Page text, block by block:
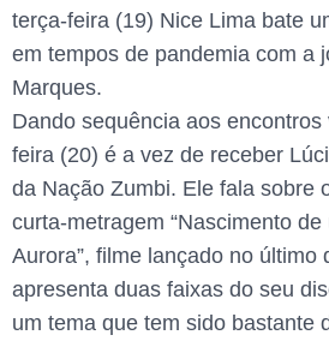
terça-feira (19) Nice Lima bate
em tempos de pandemia com a
Marques.
Dando sequência aos
feira (20) é a vez de receber
da Nação Zumbi. Ele fala sobre
curta-metragem “Nascimento
Aurora”, filme lançado no último
apresenta duas faixas do seu
um tema que tem sido bastante